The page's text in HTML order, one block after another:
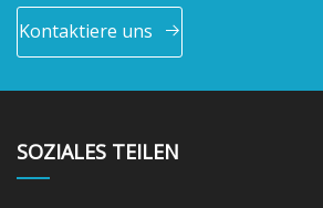
Kontaktiere uns
SOZIALES TEILEN